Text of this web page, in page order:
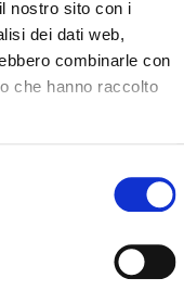
nostro sito con i
dei dati web,
combinarle con
che hanno raccolto
898
899
903
904